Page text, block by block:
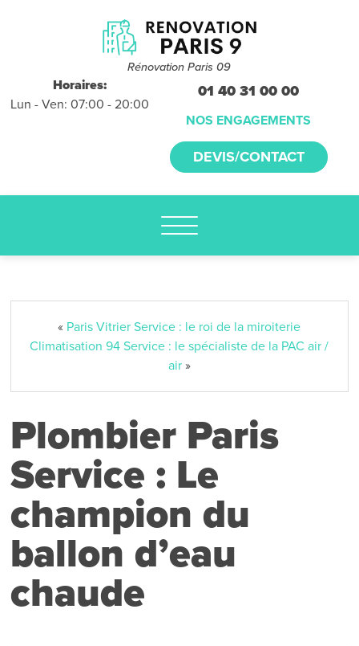
Rénovation Paris 09
Horaires:
Lun - Ven: 07:00 - 20:00
01 40 31 00 00
NOS ENGAGEMENTS
DEVIS/CONTACT
déplacements
gratuitssans
engagement
appelez-nous :
01.40.31.00.00
« Paris Vitrier Service : le roi de la miroiterie
Climatisation 94 Service : le spécialiste de la PAC air /
air»
Plombier Paris
Service : Le
champion du
ballon d’eau
chaude